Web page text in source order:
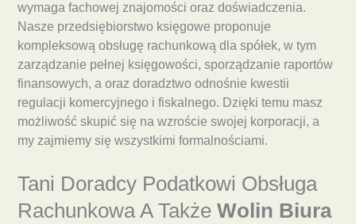
wymaga fachowej znajomości oraz doświadczenia.
Nasze przedsiębiorstwo księgowe proponuje
kompleksową obsługę rachunkową dla spółek, w tym
zarządzanie pełnej księgowości, sporządzanie raportów
finansowych, a oraz doradztwo odnośnie kwestii
regulacji komercyjnego i fiskalnego. Dzięki temu masz
możliwość skupić się na wzroście swojej korporacji, a
my zajmiemy się wszystkimi formalnościami.
Tani Doradcy Podatkowi Obsługa
Rachunkowa A Także Wolin Biura